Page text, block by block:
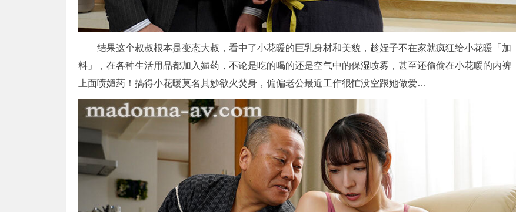
结果这个叔叔根本是变态大叔，看中了小花暖的巨乳身材和美貌，趁姪子不在家就疯狂给小花暖「加
料」，在各种生活用品都加入媚药，不论是吃的喝的还是空气中的保湿喷雾，甚至还偷偷在小花暖的内裤
上面喷媚药！搞得小花暖莫名其妙欲火焚身，偏偏老公最近工作很忙没空跟她做爱…